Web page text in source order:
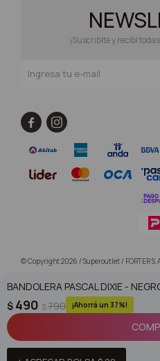
BANDOLERA PASCAL DIXIE -
$ 490 $790 37
¡Suscribite y recibí
 
© Copyright 2026 / Superoutlet / FORTER